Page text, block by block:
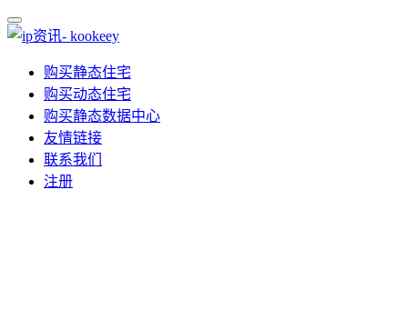
购买静态住宅
购买动态住宅
购买静态数据中心
友情链接
联系我们
注册